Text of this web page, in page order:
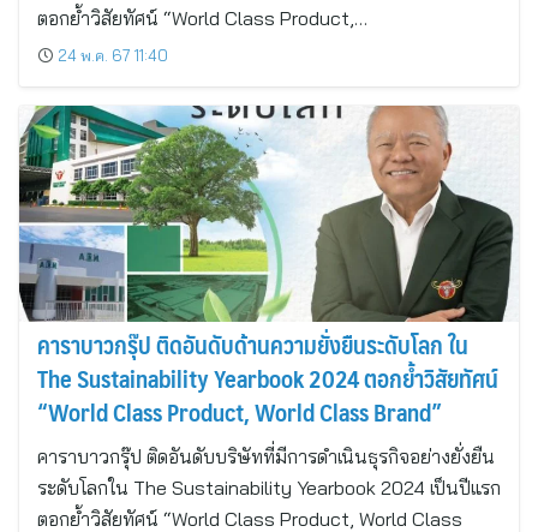
ตอกย้ำวิสัยทัศน์ “World Class Product,…
24 พ.ค. 67 11:40
คาราบาวกรุ๊ป ติดอันดับด้านความยั่งยืนระดับโลก ใน
The Sustainability Yearbook 2024 ตอกย้ำวิสัยทัศน์
“World Class Product, World Class Brand”
คาราบาวกรุ๊ป ติดอันดับบริษัทที่มีการดำเนินธุรกิจอย่างยั่งยืน
ระดับโลกใน The Sustainability Yearbook 2024 เป็นปีแรก
ตอกย้ำวิสัยทัศน์ “World Class Product, World Class